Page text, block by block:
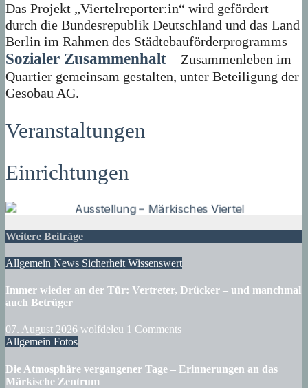
Das Projekt „Viertelreporter:in“ wird gefördert
durch die Bundesrepublik Deutschland und das Land
Berlin im Rahmen des Städtebauförderprogramms
Sozialer Zusammenhalt – Zusammenleben im
Quartier gemeinsam gestalten, unter Beteiligung der
Gesobau AG.
Veranstaltungen
Einrichtungen
Weitere Beiträge
Allgemein News Sicherheit Wissenswert
Immer wieder an der Tür: Vertreter, Drücker – und manchmal
auch Betrüger
07. August 2026 wolfdeleu 1 Comments
Allgemein Fotos
Die Atmosphäre vergangener Tage – Erinnerungen an das
Märkische Zentrum